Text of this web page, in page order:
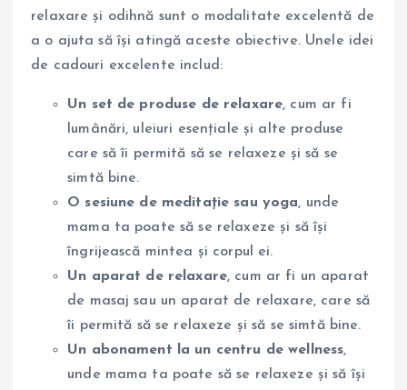
relaxare și odihnă sunt o modalitate excelentă de
a o ajuta să își atingă aceste obiective. Unele idei
de cadouri excelente includ:
Un set de produse de relaxare, cum ar fi
lumânări, uleiuri esențiale și alte produse
care să îi permită să se relaxeze și să se
simtă bine.
O sesiune de meditație sau yoga, unde
mama ta poate să se relaxeze și să își
îngrijească mintea și corpul ei.
Un aparat de relaxare, cum ar fi un aparat
de masaj sau un aparat de relaxare, care să
îi permită să se relaxeze și să se simtă bine.
Un abonament la un centru de wellness,
unde mama ta poate să se relaxeze și să își